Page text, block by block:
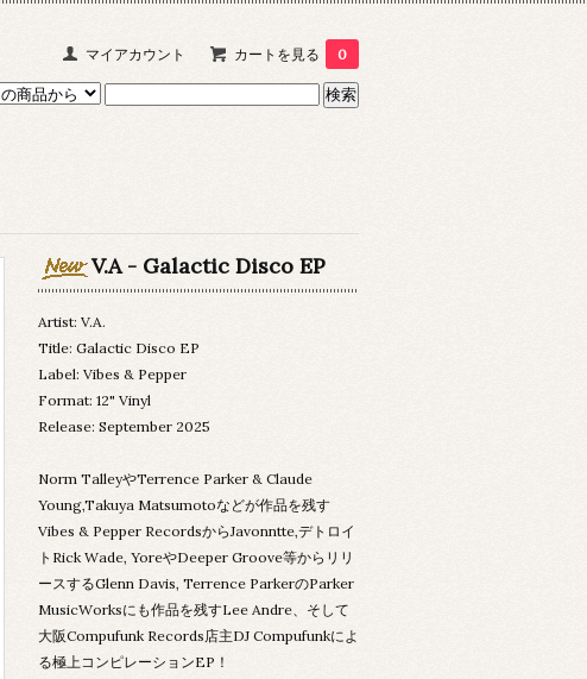
マイアカウント カートを見る 0
V.A - Galactic Disco EP
Artist: V.A.
Title: Galactic Disco EP
Label: Vibes & Pepper
Format: 12" Vinyl
Release: September 2025
Norm TalleyやTerrence Parker & Claude
Young,Takuya Matsumotoなどが作品を残す
Vibes & Pepper RecordsからJavonntte,デトロイ
トRick Wade, YoreやDeeper Groove等からリリ
ースするGlenn Davis, Terrence ParkerのParker
MusicWorksにも作品を残すLee Andre、そして
大阪Compufunk Records店主DJ Compufunkによ
る極上コンピレーションEP！